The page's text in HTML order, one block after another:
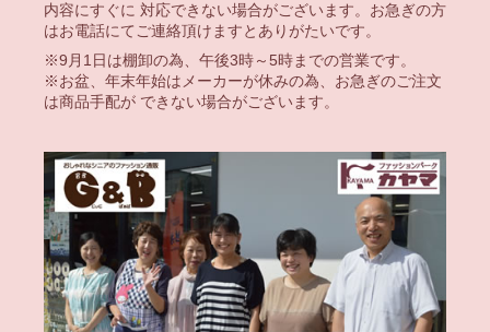
内容にすぐに 対応できない場合がございます。お急ぎの方
はお電話にてご連絡頂けますとありがたいです。
※9月1日は棚卸の為、午後3時～5時までの営業です。
※お盆、年末年始はメーカーが休みの為、お急ぎのご注文
は商品手配が できない場合がございます。